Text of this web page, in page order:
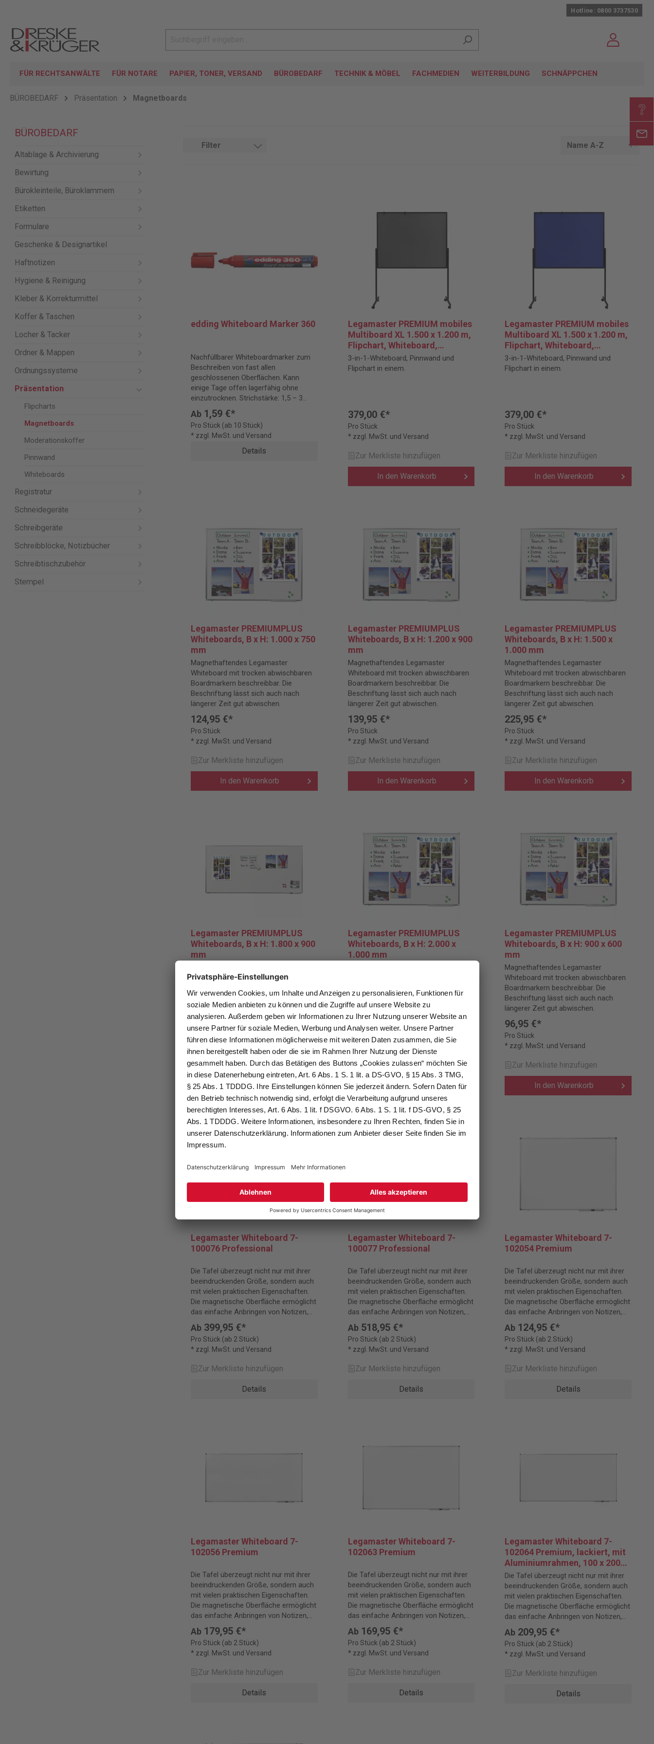
Hotline: 0800 3737530
FÜR RECHTSANWÄLTE FÜR NOTARE PAPIER, TONER, VERSAND BÜROBEDARF TECHNIK & MÖBEL FACHMEDIEN WEITERBILDUNG SCHNÄPPCHEN
BÜROBEDARF Präsentation Magnetboards
BÜROBEDARF
Altablage & Archivierung
Bewirtung
Bürokleinteile, Büroklammern
Etiketten
Formulare
Geschenke & Designartikel
Haftnotizen
Hygiene & Reinigung
Kleber & Korrekturmittel
Koffer & Taschen
Locher & Tacker
Ordner & Mappen
Ordnungssysteme
Präsentation
Flipcharts
Magnetboards
Moderationskoffer
Pinnwand
Whiteboards
Registratur
Schneidegeräte
Schreibgeräte
Schreibblöcke, Notizbücher
Schreibtischzubehör
Stempel
Filter
edding Whiteboard Marker 360
Nachfüllbarer Whiteboardmarker zum
Beschreiben von fast allen
geschlossenen Oberflächen. Kann
einige Tage offen lagerfähig ohne
einzutrocknen. Strichstärke: 1,5 – 3
mm.
Ab 1,59 €*
Pro Stück (ab 10 Stück)
* zzgl. MwSt. und Versand
Details
Legamaster PREMIUM mobiles
Multiboard XL 1.500 x 1.200 m,
Flipchart, Whiteboard,
Pinnwand, grau
3-in-1-Whiteboard, Pinnwand und
Flipchart in einem.
379,00 €*
Pro Stück
* zzgl. MwSt. und Versand
Zur Merkliste hinzufügen
In den Warenkorb
Legamaster PREMIUM mobiles
Multiboard XL 1.500 x 1.200 m,
Flipchart, Whiteboard,
Pinnwand, marineblau
3-in-1-Whiteboard, Pinnwand und
Flipchart in einem.
379,00 €*
Pro Stück
* zzgl. MwSt. und Versand
Zur Merkliste hinzufügen
In den Warenkorb
Legamaster PREMIUMPLUS
Whiteboards, B x H: 1.000 x 750
mm
Magnethaftendes Legamaster
Whiteboard mit trocken abwischbaren
Boardmarkern beschreibbar. Die
Beschriftung lässt sich auch nach
längerer Zeit gut abwischen.
124,95 €*
Pro Stück
* zzgl. MwSt. und Versand
Zur Merkliste hinzufügen
In den Warenkorb
Legamaster PREMIUMPLUS
Whiteboards, B x H: 1.200 x 900
mm
Magnethaftendes Legamaster
Whiteboard mit trocken abwischbaren
Boardmarkern beschreibbar. Die
Beschriftung lässt sich auch nach
längerer Zeit gut abwischen.
139,95 €*
Pro Stück
* zzgl. MwSt. und Versand
Zur Merkliste hinzufügen
In den Warenkorb
Legamaster PREMIUMPLUS
Whiteboards, B x H: 1.500 x
1.000 mm
Magnethaftendes Legamaster
Whiteboard mit trocken abwischbaren
Boardmarkern beschreibbar. Die
Beschriftung lässt sich auch nach
längerer Zeit gut abwischen.
225,95 €*
Pro Stück
* zzgl. MwSt. und Versand
Zur Merkliste hinzufügen
In den Warenkorb
Legamaster PREMIUMPLUS
Whiteboards, B x H: 1.800 x 900
mm
Whiteboard mit trocken abwischbaren
Beschriftung lässt sich auch nach
längerer Zeit gut abwischen.
229,95 €*
Pro Stück
Zur Merkliste hinzufügen
In den Warenkorb
Legamaster PREMIUMPLUS
Whiteboards, B x H: 2.000 x
1.000 mm
Beschriftung lässt sich auch nach
längerer Zeit gut abwischen.
269,95 €*
Pro Stück
Zur Merkliste hinzufügen
In den Warenkorb
Legamaster PREMIUMPLUS
Whiteboards, B x H: 900 x 600
mm
Magnethaftendes Legamaster
Whiteboard mit trocken abwischbaren
Boardmarkern beschreibbar. Die
Beschriftung lässt sich auch nach
längerer Zeit gut abwischen.
96,95 €*
Pro Stück
* zzgl. MwSt. und Versand
Zur Merkliste hinzufügen
In den Warenkorb
Legamaster Whiteboard 7-
100076 Professional
Die Tafel überzeugt nicht nur mit ihrer
beeindruckenden Größe, sondern auch
mit vielen praktischen Eigenschaften.
Die magnetische Oberfläche ermöglicht
das einfache Anbringen von Notizen,
Skizzen und Fotos.
Ab 399,95 €*
Pro Stück (ab 2 Stück)
* zzgl. MwSt. und Versand
Zur Merkliste hinzufügen
Details
Legamaster Whiteboard 7-
100077 Professional
Die Tafel überzeugt nicht nur mit ihrer
beeindruckenden Größe, sondern auch
mit vielen praktischen Eigenschaften.
Die magnetische Oberfläche ermöglicht
das einfache Anbringen von Notizen,
Skizzen und Fotos.
Ab518,95 €*
Pro Stück (ab 2 Stück)
* zzgl. MwSt. und Versand
Zur Merkliste hinzufügen
Details
Legamaster Whiteboard 7-
102054 Premium
Die Tafel überzeugt nicht nur mit ihrer
beeindruckenden Größe, sondern auch
mit vielen praktischen Eigenschaften.
Die magnetische Oberfläche ermöglicht
das einfache Anbringen von Notizen,
Skizzen und Fotos.
Ab 124,95 €*
Pro Stück (ab 2 Stück)
* zzgl. MwSt. und Versand
Zur Merkliste hinzufügen
Details
Legamaster Whiteboard 7-
102056 Premium
Die Tafel überzeugt nicht nur mit ihrer
beeindruckenden Größe, sondern auch
mit vielen praktischen Eigenschaften.
Die magnetische Oberfläche ermöglicht
das einfache Anbringen von Notizen,
Skizzen und Fotos.
Ab 179,95 €*
Pro Stück (ab 2 Stück)
* zzgl. MwSt. und Versand
Zur Merkliste hinzufügen
Details
Legamaster Whiteboard 7-
102063 Premium
Die Tafel überzeugt nicht nur mit ihrer
beeindruckenden Größe, sondern auch
mit vielen praktischen Eigenschaften.
Die magnetische Oberfläche ermöglicht
das einfache Anbringen von Notizen,
Skizzen und Fotos.
Ab169,95 €*
Pro Stück (ab 2 Stück)
* zzgl. MwSt. und Versand
Zur Merkliste hinzufügen
Details
Legamaster Whiteboard 7-
102064 Premium, lackiert, mit
Aluminiumrahmen, 100 x 200
cm
Die Tafel überzeugt nicht nur mit ihrer
beeindruckenden Größe, sondern auch
mit vielen praktischen Eigenschaften.
Die magnetische Oberfläche ermöglicht
das einfache Anbringen von Notizen,
Skizzen und Fotos.
Ab 209,95 €*
Pro Stück (ab 2 Stück)
* zzgl. MwSt. und Versand
Zur Merkliste hinzufügen
Details